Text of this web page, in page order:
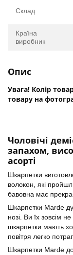
Склад
Країна
виробник
Опис
Увага! Колір
товару на
Чоловічі
запахом,
асорті
Шкарпетки
волокон, які
бавовна має
Шкарпетки Marde
нозі. Ви їх зовсім
шкарпетки мають
повітря легко
Шкарпетки Marde